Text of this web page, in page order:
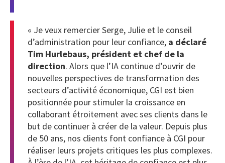
« Je veux remercier Serge, Julie et le conseil
d’administration pour leur confiance, a déclaré
Tim Hurlebaus, président et chef de la
direction. Alors que l’IA continue d’ouvrir de
nouvelles perspectives de transformation des
secteurs d’activité économique, CGI est bien
positionnée pour stimuler la croissance en
collaborant étroitement avec ses clients dans le
but de continuer à créer de la valeur. Depuis plus
de 50 ans, nos clients font confiance à CGI pour
réaliser leurs projets critiques les plus complexes.